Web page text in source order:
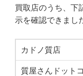
買取店のうち、下
示を確認できまし
カドノ質店
質屋さんドット